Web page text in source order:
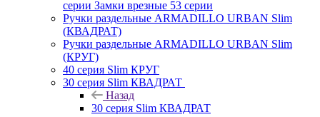
серии Замки врезные 53 серии
Ручки раздельные ARMADILLO URBAN Slim
(КВАДРАТ)
Ручки раздельные ARMADILLO URBAN Slim
(КРУГ)
40 серия Slim КРУГ
30 серия Slim КВАДРАТ
Назад
30 серия Slim КВАДРАТ